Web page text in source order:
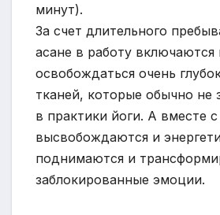
минут).
За счет длительного
асане в работу
освобождаться очень
тканей, которые обычно не
в практики йоги. А вместе
высвобождаются и
поднимаются и
заблокированные эмоции.